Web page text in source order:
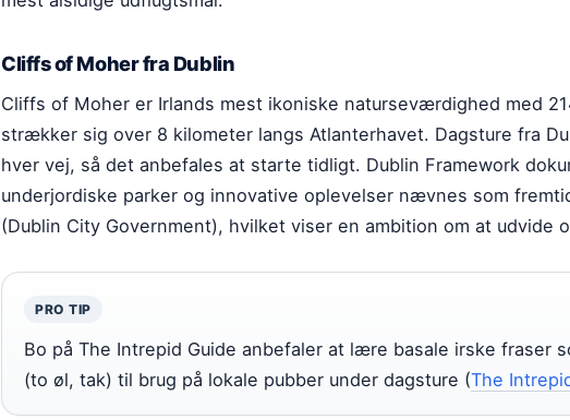
Cliffs of Moher fra Dublin
Cliffs of Moher er Irlands mest ikoniske naturseværdighed med
strækker sig over 8 kilometer langs Atlanterhavet. Dagsture fra
hver vej, så det anbefales at starte tidligt. Dublin Framework
underjordiske parker og innovative oplevelser nævnes som
(Dublin City Government), hvilket viser en ambition om at udvide
PRO TIP
Bo på The Intrepid Guide anbefaler at lære basale irske fraser
(to øl, tak) til brug på lokale pubber under dagsture (The